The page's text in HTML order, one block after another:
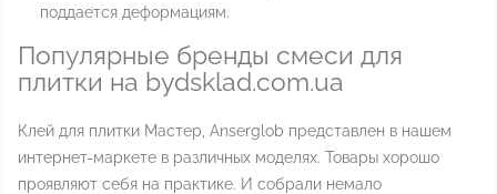
поддается деформациям.
Популярные бренды смеси для
плитки на bydsklad.com.ua
Клей для плитки Мастер, Anserglob представлен в нашем
интернет-маркете в различных моделях. Товары хорошо
проявляют себя на практике. И собрали немало